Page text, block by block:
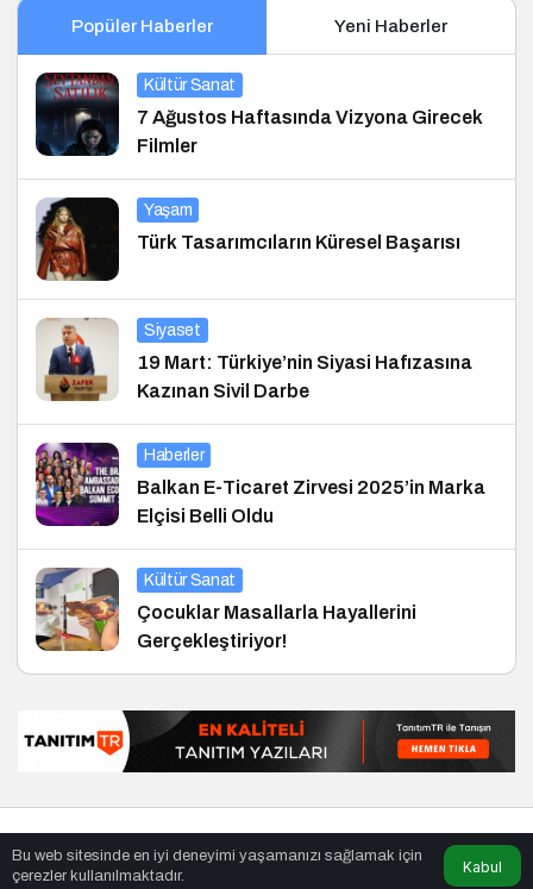
Popüler Haberler Yeni Haberler
Kültür Sanat
7 Ağustos Haftasında Vizyona Girecek
Filmler
Yaşam
Türk Tasarımcıların Küresel Başarısı
Siyaset
19 Mart: Türkiye’nin Siyasi Hafızasına
Kazınan Sivil Darbe
Haberler
Balkan E-Ticaret Zirvesi 2025’in Marka
Elçisi Belli Oldu
Kültür Sanat
Çocuklar Masallarla Hayallerini
Gerçekleştiriyor!
Bu web sitesinde en iyi deneyimi yaşamanızı sağlamak için
çerezler kullanılmaktadır.
Kabul
en iyiler
listesi ,bihaber, sağlıklı